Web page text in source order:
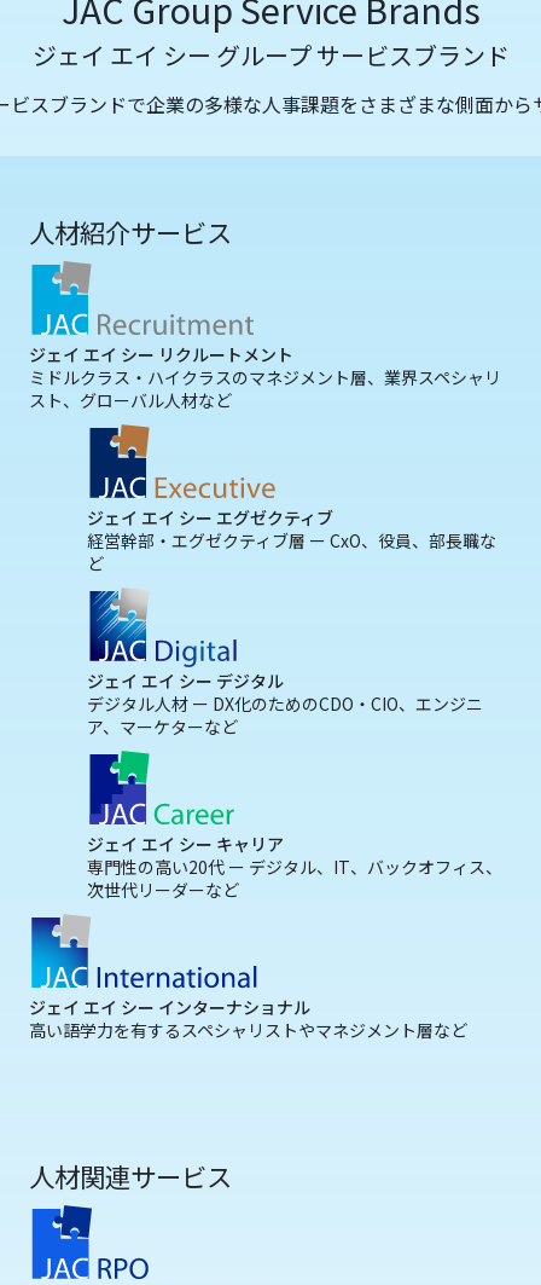
ジェイ エイ シー グループ サービスブランド
ビスブランドで企業の多様な人事課題をさまざまな側面から
人材紹介サービス
ジェイ エイ シー リクルートメント
ミドルクラス・ハイクラスのマネジメント層、業界スペシャリ
スト、グローバル人材など
ジェイ エイ シー エグゼクティブ
経営幹部・エグゼクティブ層 ー CxO、役員、部長職な
ど
ジェイ エイ シー デジタル
デジタル人材 ー DX化のためのCDO・CIO、エンジニ
ア、マーケターなど
ジェイ エイ シー キャリア
専門性の高い20代 ー デジタル、IT、バックオフィス、
次世代リーダーなど
ジェイ エイ シー インターナショナル
高い語学力を有するスペシャリストやマネジメント層など
人材関連サービス